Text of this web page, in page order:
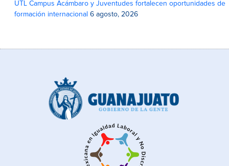
UTL Campus Acámbaro y Juventudes fortalecen oportunidades de
formación internacional 6 agosto, 2026